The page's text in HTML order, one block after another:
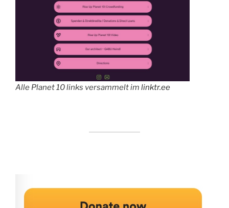
Alle Planet 10 links versammelt im linktr.ee